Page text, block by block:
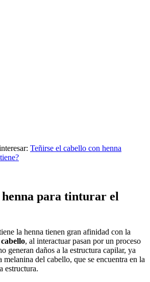
Teñirse el cabello con henna
henna para tinturar el
la henna tienen gran afinidad con la
, al interactuar pasan por un proceso
generan daños a la estructura capilar, ya
melanina del cabello, que se encuentra en la
estructura.